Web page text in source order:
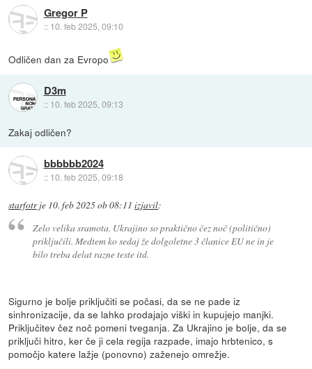
Gregor P
:: 10. feb 2025, 09:10
Odličen dan za Evropo
D3m
:: 10. feb 2025, 09:13
Zakaj odličen?
bbbbbb2024
:: 10. feb 2025, 09:18
starfotrje 10. feb 2025 ob 08:11 izjavil:
Zelo velika sramota. Ukrajino so praktično čez noč (politično)
priključili. Medtem ko sedaj že dolgoletne 3 članice EU ne in je
bilo treba delat razne teste itd.
Sigurno je bolje priključiti se počasi, da se ne pade iz
sinhronizacije, da se lahko prodajajo viški in kupujejo manjki.
Priključitev čez noč pomeni tveganja. Za Ukrajino je bolje, da se
priključi hitro, ker če ji cela regija razpade, imajo hrbtenico, s
pomočjo katere lažje (ponovno) zaženejo omrežje.